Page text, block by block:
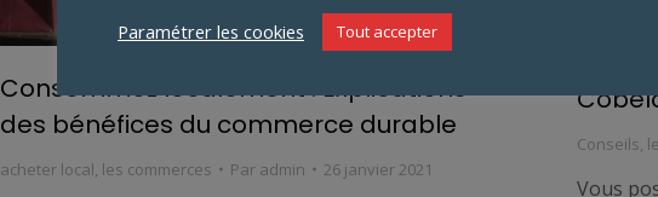
Les
Conseils,
Vous
Consommez localement : Explications
des bénéfices du commerce durable
acheter local, les commerces Par admin 26 janvier 2021
Paramétrer les cookies
Tout accepter